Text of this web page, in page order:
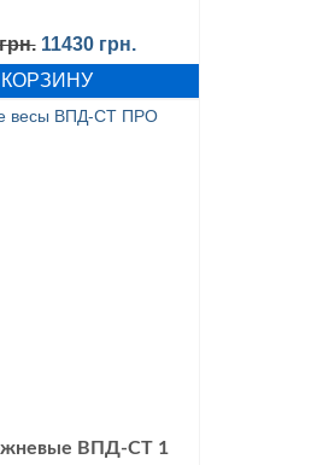
Первоначальная
цена
составляла
12300 грн..
11430 грн.
цена:
КОРЗИНУ
ВПД-СТ 1